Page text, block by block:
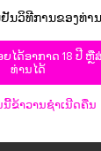
ວິນໂດ
ນ
ນວິທີການຂອງທ່າ
ໄດ້ອາກາດ 18 ປີ ຫຼື
ທ່ານໄດ້
ນີ້ຂ້າວານຊໍາເນີດຄືນ